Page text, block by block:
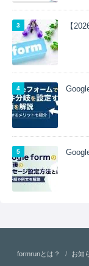
【
formrunとは？ お知